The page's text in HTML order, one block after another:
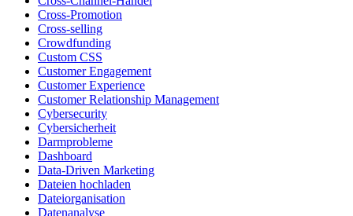
Cross-Promotion
Cross-selling
Crowdfunding
Custom CSS
Customer Engagement
Customer Experience
Customer Relationship Management
Cybersecurity
Cybersicherheit
Darmprobleme
Dashboard
Data-Driven Marketing
Dateien hochladen
Dateiorganisation
Datenanalyse